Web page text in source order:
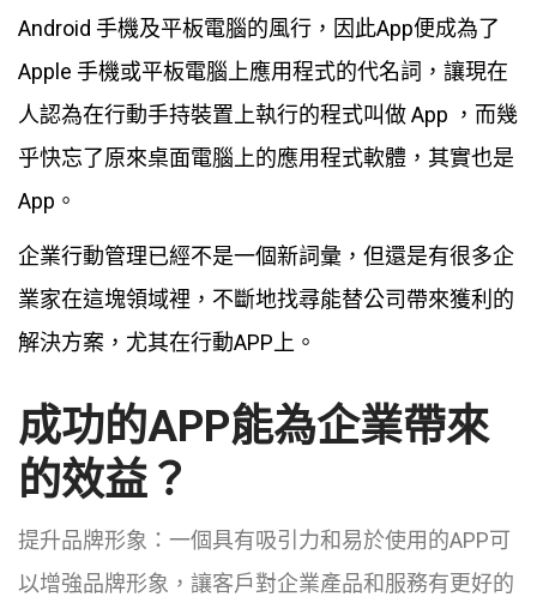
Android 手機及平板電腦的風行，因此App便成為了
Apple 手機或平板電腦上應用程式的代名詞，讓現在
人認為在行動手持裝置上執行的程式叫做 App ，而幾
乎快忘了原來桌面電腦上的應用程式軟體，其實也是
App。
企業行動管理已經不是一個新詞彙，但還是有很多企
業家在這塊領域裡，不斷地找尋能替公司帶來獲利的
解決方案，尤其在行動APP上。
成功的APP能為企業帶來
的效益？
提升品牌形象：一個具有吸引力和易於使用的APP可
以增強品牌形象，讓客戶對企業產品和服務有更好的